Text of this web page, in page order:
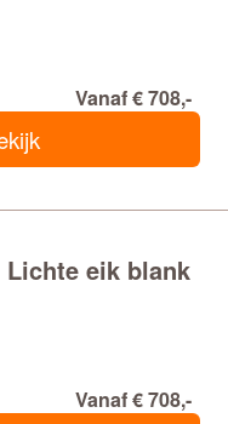
Vanaf € 708,-
Lichte eik blank
Vanaf € 708,-